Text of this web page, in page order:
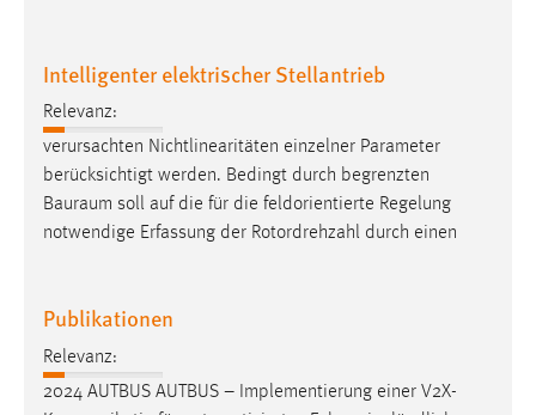
Intelligenter elektrischer Stellantrieb
Relevanz:
verursachten Nichtlinearitäten einzelner Parameter
berücksichtigt werden. Bedingt durch begrenzten
Bauraum soll auf die für die feldorientierte Regelung
notwendige Erfassung der Rotordrehzahl durch einen
Publikationen
Relevanz:
2024 AUTBUS AUTBUS – Implementierung einer V2X-
Name:
_fbp
Anbieter:
Facebook
Zweck:
Cookie Laufzeit:
3 Monate